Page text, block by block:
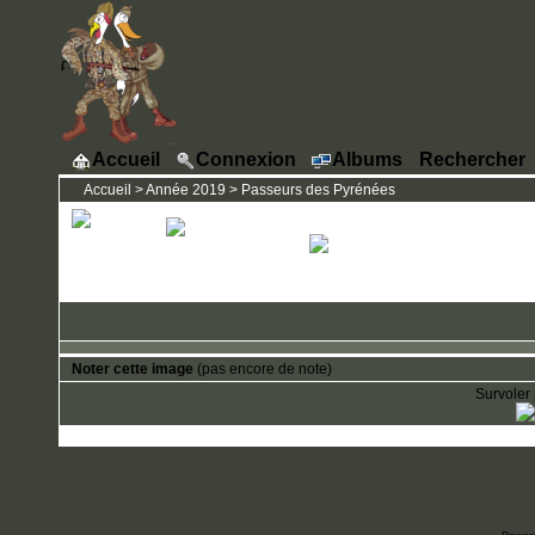
Accueil Connexion Albums Rechercher
Accueil >Année 2019 > Passeurs des Pyrénées
Noter cette image (pas encore de note)
Survoler